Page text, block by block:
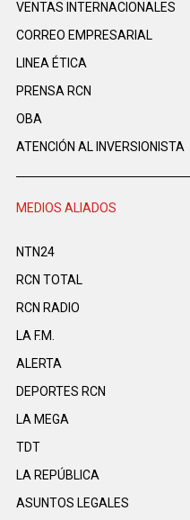
VENTAS INTERNACIONALES
CORREO EMPRESARIAL
LINEA ÉTICA
PRENSA RCN
OBA
ATENCIÓN AL INVERSIONISTA
MEDIOS ALIADOS
NTN24
RCN TOTAL
RCN RADIO
LA F.M.
ALERTA
DEPORTES RCN
LA MEGA
TDT
LA REPÚBLICA
ASUNTOS LEGALES